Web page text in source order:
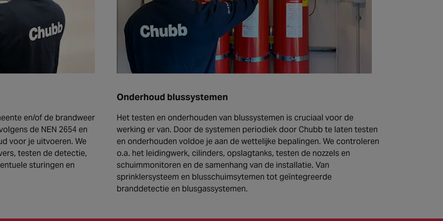
en/of de brandweer
de NEN 2654 en
voor je uitvoeren. We
testen de detectie,
sturingen en
Onderhoud blussystemen
Het testen en onderhouden van blussystemen is cruciaal voor de
werking er van. Door de systemen periodiek door Chubb te laten testen
en onderhouden voldoe je aan de wettelijke bepalingen. We controleren
o.a. het leidingwerk, cilinders, opslagtanks, testen de nozzels en
schuimmonitoren en de samenhang van de installatie. Van
sprinklersysteem en blusschuimsytemen tot geïntegreerde
branddetectie en blusgassystemen.